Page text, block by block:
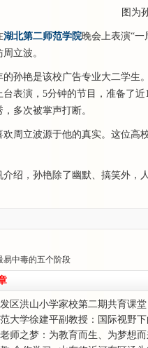
图为
湖北第二师范学院晚会上表演“
立波。
的孙艳是该校广告专业大二学生
台表演，5分钟的节目，准备了
多次被掌声打断。
欢周立波源于他的真实。这位高
介绍，孙艳除了幽默、搞笑外，
易中毒的五个阶段
区洪山小学家校第二期共育课堂
大学徐建平副教授：国际视野下
任力
师之梦：为教育而生、为梦想